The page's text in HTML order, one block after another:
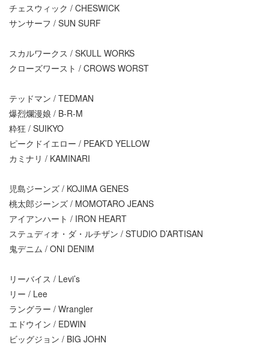
チェスウィック / CHESWICK
サンサーフ / SUN SURF
スカルワークス / SKULL WORKS
クローズワースト / CROWS WORST
テッドマン / TEDMAN
爆烈爛漫娘 / B-R-M
粋狂 / SUIKYO
ピークドイエロー / PEAK’D YELLOW
カミナリ / KAMINARI
児島ジーンズ / KOJIMA GENES
桃太郎ジーンズ / MOMOTARO JEANS
アイアンハート / IRON HEART
ステュディオ・ダ・ルチザン / STUDIO D’ARTISAN
鬼デニム / ONI DENIM
リーバイス / Levi’s
リー / Lee
ラングラー / Wrangler
エドウイン / EDWIN
ビッグジョン / BIG JOHN